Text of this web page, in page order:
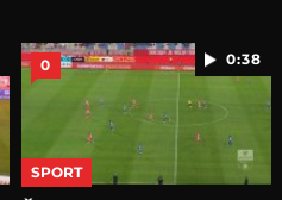
0:38
0
SPORT